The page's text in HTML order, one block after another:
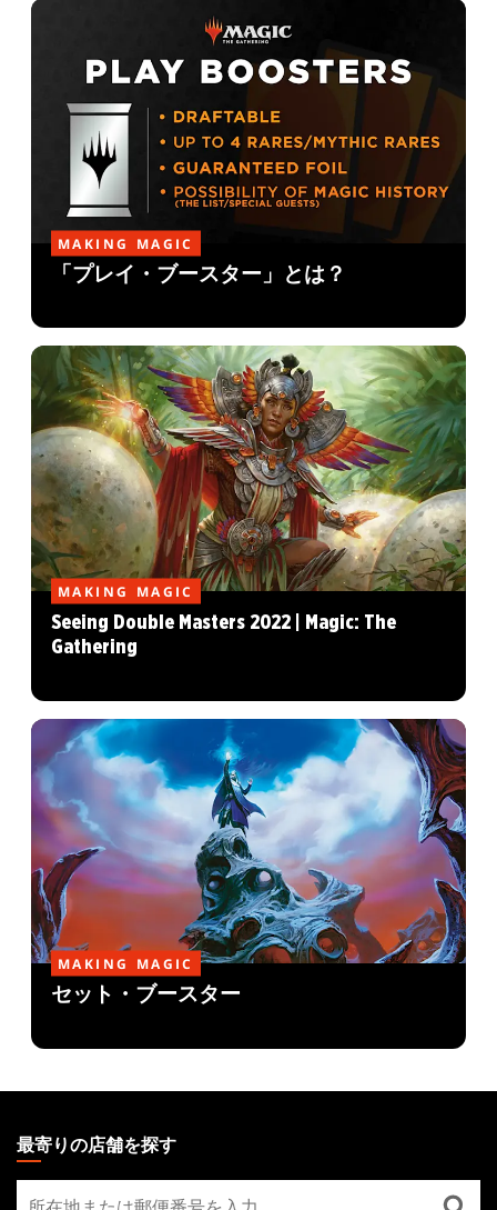
MAKING MAGIC
「プレイ・ブースター」とは？
MAKING MAGIC
Seeing Double Masters 2022 | Magic: The
Gathering
MAKING MAGIC
セット・ブースター
THE
GATHERING
FOOTER
最寄りの店舗を探す